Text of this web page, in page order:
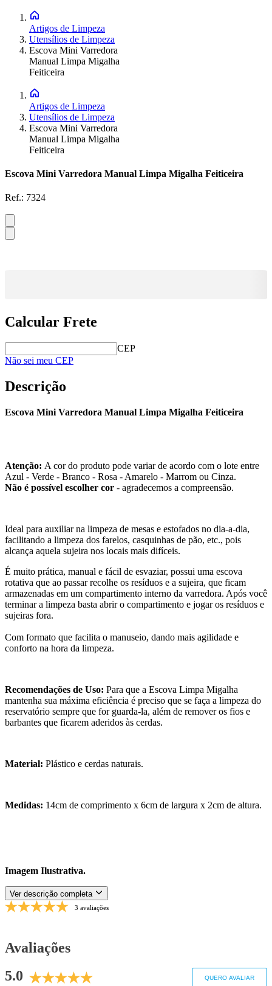
Artigos de Limpeza
Utensílios de Limpeza
Escova Mini Varredora
Manual Limpa Migalha
Feiticeira
Artigos de Limpeza
Utensílios de Limpeza
Escova Mini Varredora
Manual Limpa Migalha
Feiticeira
Escova Mini Varredora Manual Limpa Migalha Feiticeira
Ref.: 7324
Calcular Frete
CEP
Não sei meu CEP
Descrição
Escova Mini Varredora Manual Limpa Migalha Feiticeira
Atenção: A cor do produto pode variar de acordo com o lote entre
Azul - Verde - Branco - Rosa - Amarelo - Marrom ou Cinza.
Não é possível escolher cor - agradecemos a compreensão.
Ideal para auxiliar na limpeza de mesas e estofados no dia-a-dia,
facilitando a limpeza dos farelos, casquinhas de pão, etc., pois
alcança aquela sujeira nos locais mais difíceis.
É muito prática, manual e fácil de esvaziar, possui uma escova
rotativa que ao passar recolhe os resíduos e a sujeira, que ficam
armazenadas em um compartimento interno da varredora. Após você
terminar a limpeza basta abrir o compartimento e jogar os resíduos e
sujeiras fora.
Com formato que facilita o manuseio, dando mais agilidade e
conforto na hora da limpeza.
Recomendações de Uso: Para que a Escova Limpa Migalha
mantenha sua máxima eficiência é preciso que se faça a limpeza do
reservatório sempre que for guarda-la, além de remover os fios e
barbantes que ficarem aderidos às cerdas.
Material: Plástico e cerdas naturais.
Medidas: 14cm de comprimento x 6cm de largura x 2cm de altura.
Imagem Ilustrativa.
Ver descrição completa
3 avaliações
Avaliações
5.0
QUERO AVALIAR